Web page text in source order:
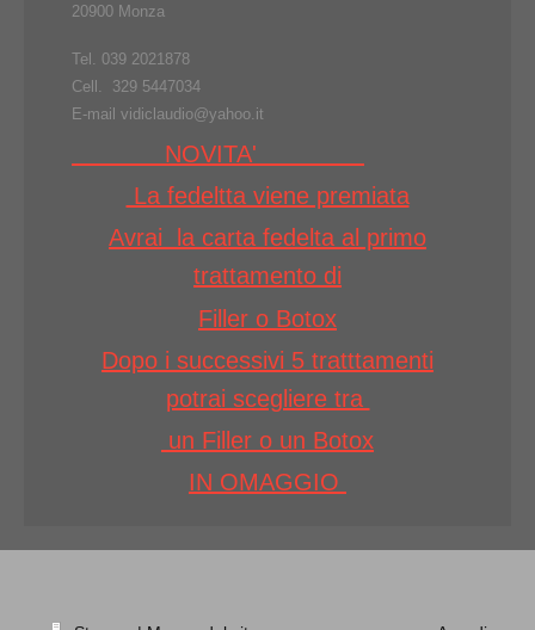
20900 Monza
Tel. 039 2021878
Cell. 329 5447034
E-mail vidiclaudio@yahoo.it
NOVITA'
La fedeltta viene premiata
Avrai la carta fedelta al primo
trattamento di
Filler o Botox
Dopo i successivi 5 tratttamenti
potrai scegliere tra
un Filler o un Botox
IN OMAGGIO